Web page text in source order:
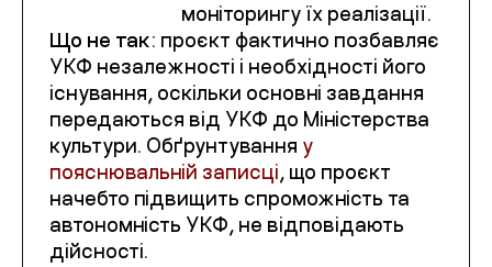
моніторингу їх реалізації.
Що не так: проєкт фактично позбавляє
УКФ незалежності і необхідності його
існування, оскільки основні завдання
передаються від УКФ до Міністерства
культури. Обґрунтування у
пояснювальній записці, що проєкт
начебто підвищить спроможність та
автономність УКФ, не відповідають
дійсності.